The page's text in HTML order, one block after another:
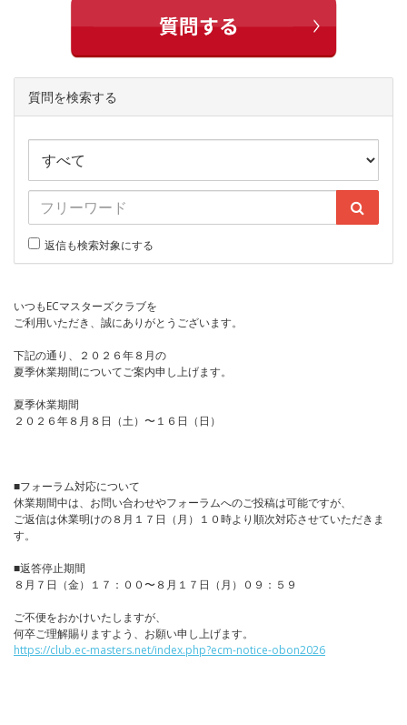
質問を検索する
返信も検索対象にする
いつもECマスターズクラブを
ご利用いただき、誠にありがとうございます。
下記の通り、２０２６年８月の
夏季休業期間についてご案内申し上げます。
夏季休業期間
２０２６年８月８日（土）〜１６日（日）
■フォーラム対応について
休業期間中は、お問い合わせやフォーラムへのご投稿は可能ですが、
ご返信は休業明けの８月１７日（月）１０時より順次対応させていただきま
す。
■返答停止期間
８月７日（金）１７：００〜８月１７日（月）０９：５９
ご不便をおかけいたしますが、
何卒ご理解賜りますよう、お願い申し上げます。
https://club.ec-masters.net/index.php?ecm-notice-obon2026